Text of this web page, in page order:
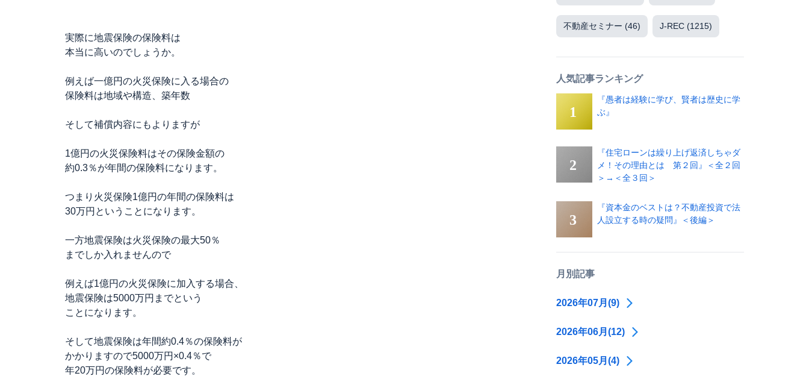
実際に地震保険の保険料は
本当に高いのでしょうか。
例えば一億円の火災保険に入る場合の
保険料は地域や構造、築年数
そして補償内容にもよりますが
1億円の火災保険料はその保険金額の
約0.3％が年間の保険料になります。
つまり火災保険1億円の年間の保険料は
30万円ということになります。
一方地震保険は火災保険の最大50％
までしか入れませんので
例えば1億円の火災保険に加入する場合、
地震保険は5000万円までという
ことになります。
そして地震保険は年間約0.4％の保険料が
かかりますので5000万円×0.4％で
年20万円の保険料が必要です。
不動産セミナー (46) J-REC (1215)
人気記事ランキング
『愚者は経験に学び、賢者は歴史に学
ぶ』
『住宅ローンは繰り上げ返済しちゃダ
メ！その理由とは 第２回』＜全２回
＞→＜全３回＞
『資本金のベストは？不動産投資で法
人設立する時の疑問』＜後編＞
月別記事
2026年07月(9)
2026年06月(12)
2026年05月(4)